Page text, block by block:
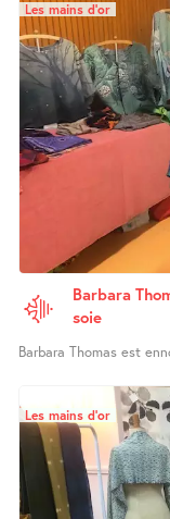
Les mains d’or
Barbara
soie
Barbara Thomas est
Les mains d’or